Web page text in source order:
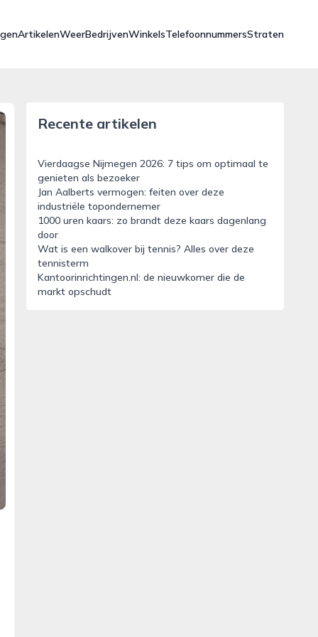
ArtikelenWeerBedrijvenWinkelsTelefoonnummersStraten
Recente artikelen
Vierdaagse Nijmegen 2026: 7 tips om optimaal te
genieten als bezoeker
Jan Aalberts vermogen: feiten over deze
industriële topondernemer
1000 uren kaars: zo brandt deze kaars dagenlang
door
Wat is een walkover bij tennis? Alles over deze
tennisterm
Kantoorinrichtingen.nl: de nieuwkomer die de
markt opschudt